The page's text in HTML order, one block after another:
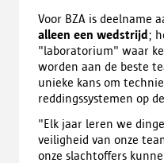
Voor BZA is deelname
alleen een wedstrijd ;
"laboratorium" waar
worden aan de beste
unieke kans om
reddingssystemen op
"Elk jaar leren we
veiligheid van onze
onze slachtoffers